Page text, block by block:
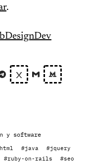
.
y software
#java
#jquery
#ruby-on-rails
#seo